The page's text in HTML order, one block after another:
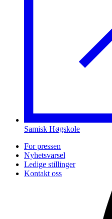
Samisk Høgskole
For pressen
Nyhetsvarsel
Ledige stillinger
Kontakt oss